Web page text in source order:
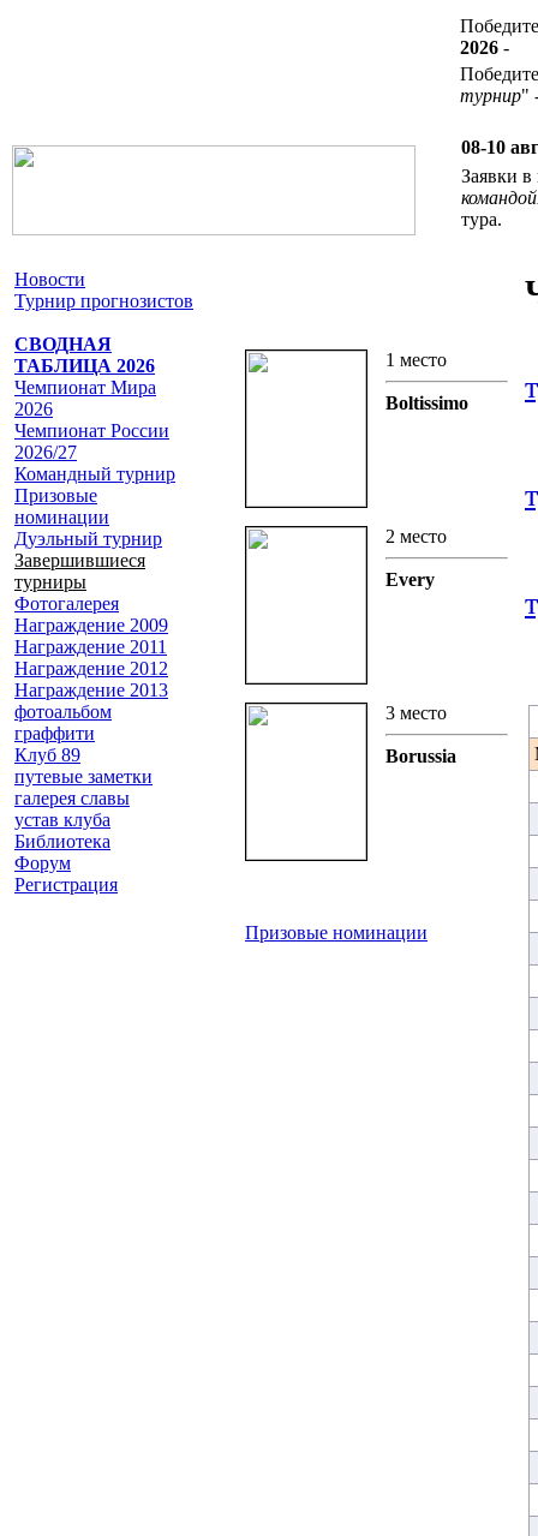
2026 -
турнир"
08-10
Заявки
тура.
Новости
Турнир прогнозистов
СВОДНАЯ
ТАБЛИЦА 2026
Чемпионат Мира
2026
Чемпионат России
2026/27
Командный турнир
Призовые
номинации
Дуэльный турнир
Завершившиеся
турниры
Фотогалерея
Награждение 2009
Награждение 2011
Награждение 2012
Награждение 2013
фотоальбом
граффити
Клуб 89
путевые заметки
галерея славы
устав клуба
Библиотека
Форум
Регистрация
1 место
Boltissimo
2 место
Every
3 место
Borussia
Призовые номинации